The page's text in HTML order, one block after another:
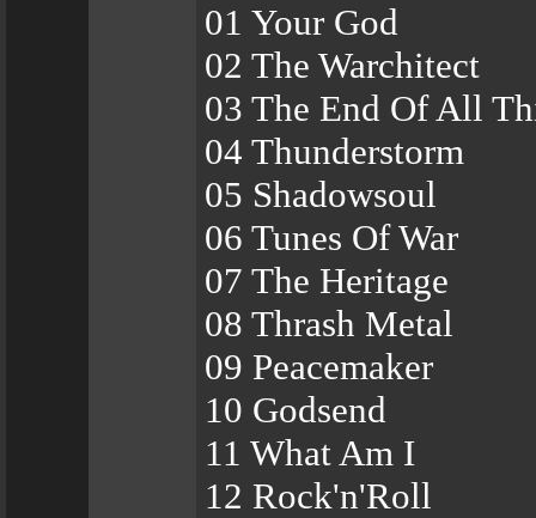
01 Your God
02 The Warchitect
03 The End Of All
04 Thunderstorm
05 Shadowsoul
06 Tunes Of War
07 The Heritage
08 Thrash Metal
09 Peacemaker
10 Godsend
11 What Am I
12 Rock'n'Roll